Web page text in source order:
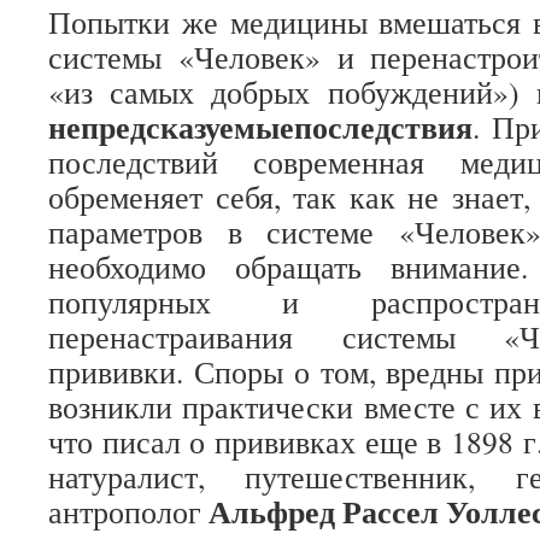
Попытки же медицины вмешаться
системы «Человек» и
«из самых добрых побуждений»)
непредсказуемыепоследствия.
последствий современная
обременяет себя, так как не
параметров в системе
необходимо обращать
популярных и
перенастраивания системы
прививки. Споры о том, вредны
возникли практически вместе с их
что писал о прививках еще в 1898
натуралист, путешественник,
антрополог Альфред Рассел